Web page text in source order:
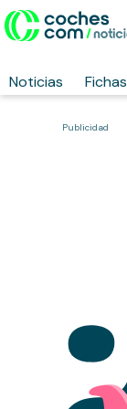
Noticias Fichas
Publicidad